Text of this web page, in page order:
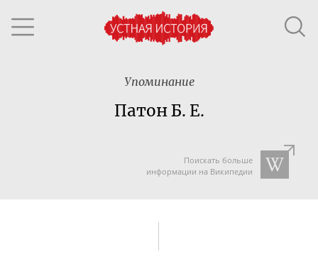
Упоминание
Патон Б. Е.
Поискать больше
информации на Википедии